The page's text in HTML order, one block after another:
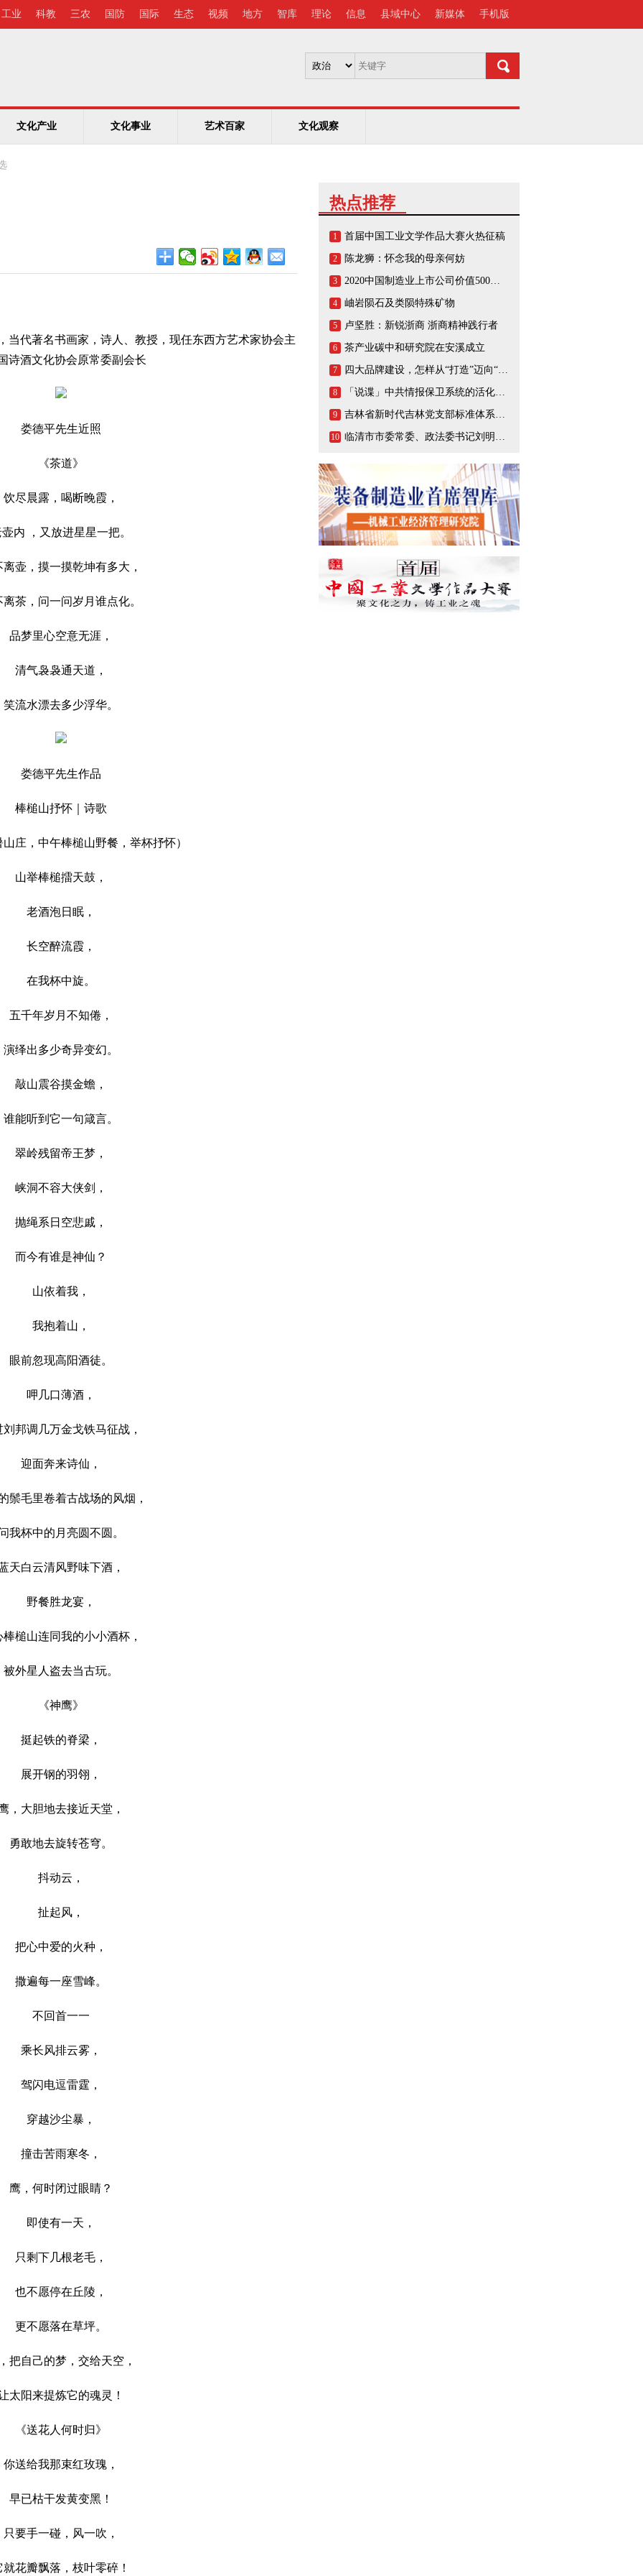
工业 科教 三农 国防 国际 生态 视频 地方 智库 理论 信息 县域中心 新媒体 手机版
文化产业 文化事业 艺术百家 文化观察
代著名书画家，诗人、教授，现任东西方艺术家协会主
诗酒文化协会原常委副会长
娄德平先生近照
《茶道》
晨露，喝断晚霞，
，又放进星星一把。
，摸一摸乾坤有多大，
，问一问岁月谁点化。
梦里心空意无涯，
气袅袅通天道，
水漂去多少浮华。
娄德平先生作品
槌山抒怀｜诗歌
，中午棒槌山野餐，举杯抒怀）
举棒槌擂天鼓，
老酒泡日眠，
长空醉流霞，
在我杯中旋。
千年岁月不知倦，
出多少奇异变幻。
山震谷摸金蟾，
听到它一句箴言。
岭残留帝王梦，
洞不容大侠剑，
绳系日空悲戚，
今有谁是神仙？
山依着我，
我抱着山，
前忽现高阳酒徒。
呷几口薄酒，
调几万金戈铁马征战，
迎面奔来诗仙，
毛里卷着古战场的风烟，
杯中的月亮圆不圆。
白云清风野味下酒，
野餐胜龙宴，
山连同我的小小酒杯，
星人盗去当古玩。
《神鹰》
挺起铁的脊梁，
展开钢的羽翎，
大胆地去接近天堂，
敢地去旋转苍穹。
抖动云，
扯起风，
心中爱的火种，
遍每一座雪峰。
不回首一一
乘长风排云雾，
驾闪电逗雷霆，
穿越沙尘暴，
撞击苦雨寒冬，
，何时闭过眼睛？
即使有一天，
剩下几根老毛，
不愿停在丘陵，
不愿落在草坪。
自己的梦，交给天空，
阳来提炼它的魂灵！
送花人何时归》
给我那束红玫瑰，
已枯干发黄变黑！
手一碰，风一吹，
瓣飘落，枝叶零碎！
热点推荐
1 首届中国工业文学作品大赛火热征稿
2 陈龙狮：怀念我的母亲何妨
3 2020中国制造业上市公司价值500强榜单
4 岫岩陨石及类陨特殊矿物
5 卢坚胜：新锐浙商 浙商精神践行者
6 茶产业碳中和研究院在安溪成立
7 四大品牌建设，怎样从“打造”迈向“打响”
8 「说谍」中共情报保卫系统的活化石，一生战斗在情报战线的陈养山
9 吉林省新时代吉林党支部标准体系（BTX）建设把基层党支部打造成坚强的战斗堡垒
10 临清市市委常委、政法委书记刘明峰领导一行莅临连城智造小镇·烟店轴承产业园调研指导